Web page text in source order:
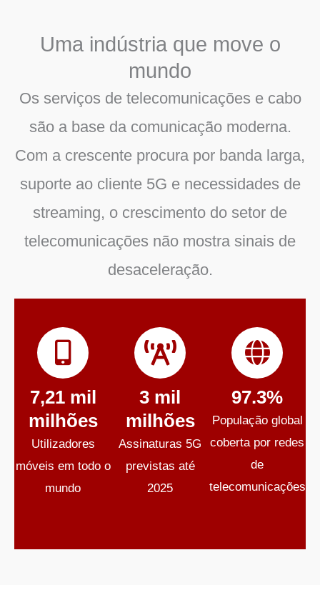
Uma indústria que move o
mundo
Os serviços de telecomunicações e cabo
são a base da comunicação moderna.
Com a crescente procura por banda larga,
suporte ao cliente 5G e necessidades de
streaming, o crescimento do setor de
telecomunicações não mostra sinais de
desaceleração.
7,21 mil
milhões
Utilizadores
móveis em todo o
mundo
3 mil
milhões
Assinaturas 5G
previstas até
2025
97.3%
População global
coberta por redes
de
telecomunicações